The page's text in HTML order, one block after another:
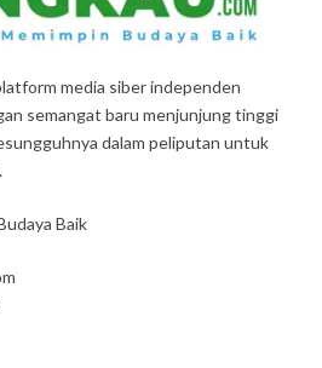
media siber independen
semangat baru menjunjung tinggi
dalam peliputan untuk
Baik